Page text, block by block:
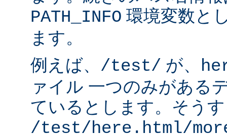
PATH_INFO 環境変数と
ます。
例えば、 /test/ が、
ァイル 一つのみがある
ているとします。そう
/test/here.html/